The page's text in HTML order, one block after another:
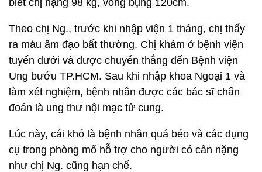
Theo chị Ng., trước khi nhập viện 1 tháng, chị thấy
ra máu âm đạo bất thường. Chị khám ở bệnh viện
tuyến dưới và được chuyển thẳng đến Bệnh viện
Ung bướu TP.HCM. Sau khi nhập khoa Ngoại 1 và
làm xét nghiệm, bệnh nhân được các bác sĩ chẩn
đoán là ung thư nội mạc tử cung.
Lúc này, cái khó là bệnh nhân quá béo và các dụng
cụ trong phòng mổ hỗ trợ cho người có cân nặng
như chị Ng. cũng hạn chế.